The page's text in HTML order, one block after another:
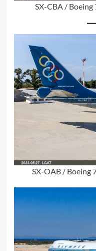
SX-CBA /
SX-OAB / Boeing